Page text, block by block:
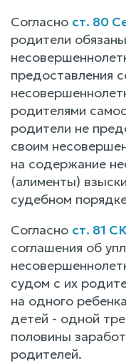
Согласно ст. 80
родители
предоставления
родителями
родители не
своим
на содержание
(алименты)
судебном
Согласно ст. 81
соглашения об
судом с их
на одного
детей - одной
половины
родителей.